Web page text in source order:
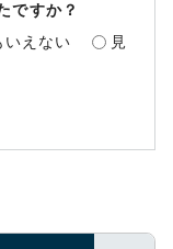
ですか？
いえない
見